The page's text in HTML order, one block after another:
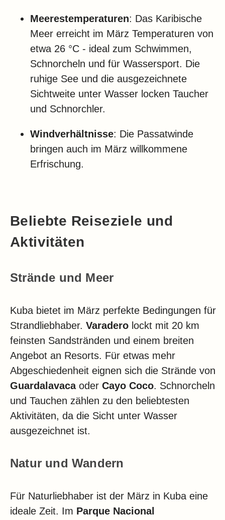
Meerestemperaturen: Das Karibische
Meer erreicht im März Temperaturen von
etwa 26 °C - ideal zum Schwimmen,
Schnorcheln und für Wassersport. Die
ruhige See und die ausgezeichnete
Sichtweite unter Wasser locken Taucher
und Schnorchler.
Windverhältnisse: Die Passatwinde
bringen auch im März willkommene
Erfrischung.
Beliebte Reiseziele und
Aktivitäten
Strände und Meer
Kuba bietet im März perfekte Bedingungen für
Strandliebhaber. Varadero lockt mit 20 km
feinsten Sandstränden und einem breiten
Angebot an Resorts. Für etwas mehr
Abgeschiedenheit eignen sich die Strände von
Guardalavacaoder Cayo Coco. Schnorcheln
und Tauchen zählen zu den beliebtesten
Aktivitäten, da die Sicht unter Wasser
ausgezeichnet ist.
Natur und Wandern
Für Naturliebhaber ist der März in Kuba eine
ideale Zeit. Im Parque Nacional